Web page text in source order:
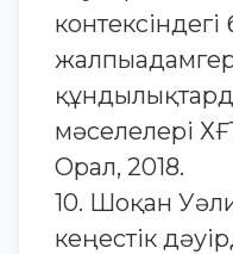
мәселелері
Орал, 2018.
10. Шоқан
кеңестік